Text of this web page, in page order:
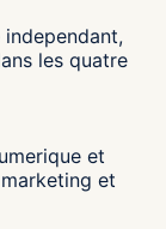
les quatre
et
et